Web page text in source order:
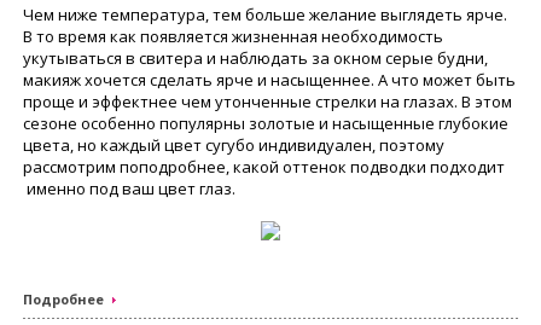
Чем ниже температура, тем больше желание выглядеть ярче.
В то время как появляется жизненная необходимость
укутываться в свитера и наблюдать за окном серые будни,
макияж хочется сделать ярче и насыщеннее. А что может быть
проще и эффектнее чем утонченные стрелки на глазах. В этом
сезоне особенно популярны золотые и насыщенные глубокие
цвета, но каждый цвет сугубо индивидуален, поэтому
рассмотрим поподробнее, какой оттенок подводки подходит
именно под ваш цвет глаз.
Подробнее